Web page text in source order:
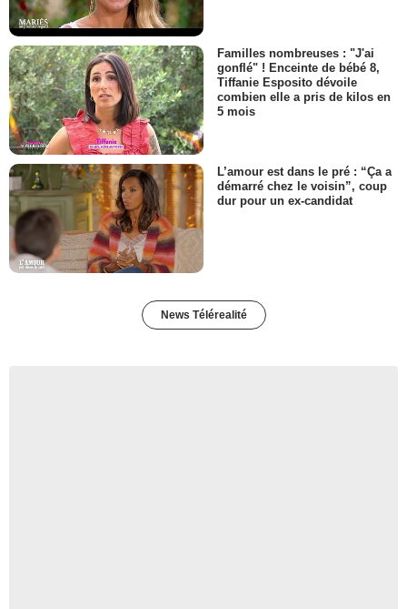
Familles nombreuses : "J'ai
gonflé" ! Enceinte de bébé 8,
Tiffanie Esposito dévoile
combien elle a pris de kilos en
5 mois
L’amour est dans le pré : “Ça a
démarré chez le voisin”, coup
dur pour un ex-candidat
News Télérealité